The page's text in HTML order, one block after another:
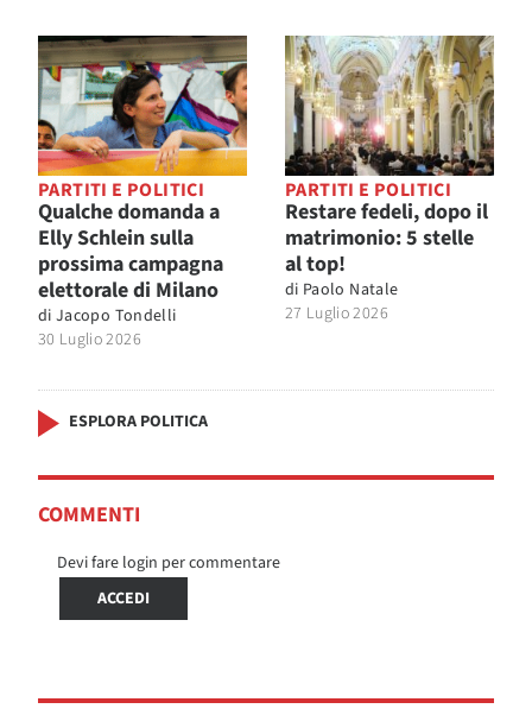
PARTITI E POLITICI
Qualche domanda a
Elly Schlein sulla
prossima campagna
elettorale di Milano
di Jacopo Tondelli
30 Luglio 2026
PARTITI E POLITICI
Restare fedeli, dopo il
matrimonio: 5 stelle
al top!
di Paolo Natale
27 Luglio 2026
ESPLORA POLITICA
COMMENTI
Devi fare login per commentare
ACCEDI